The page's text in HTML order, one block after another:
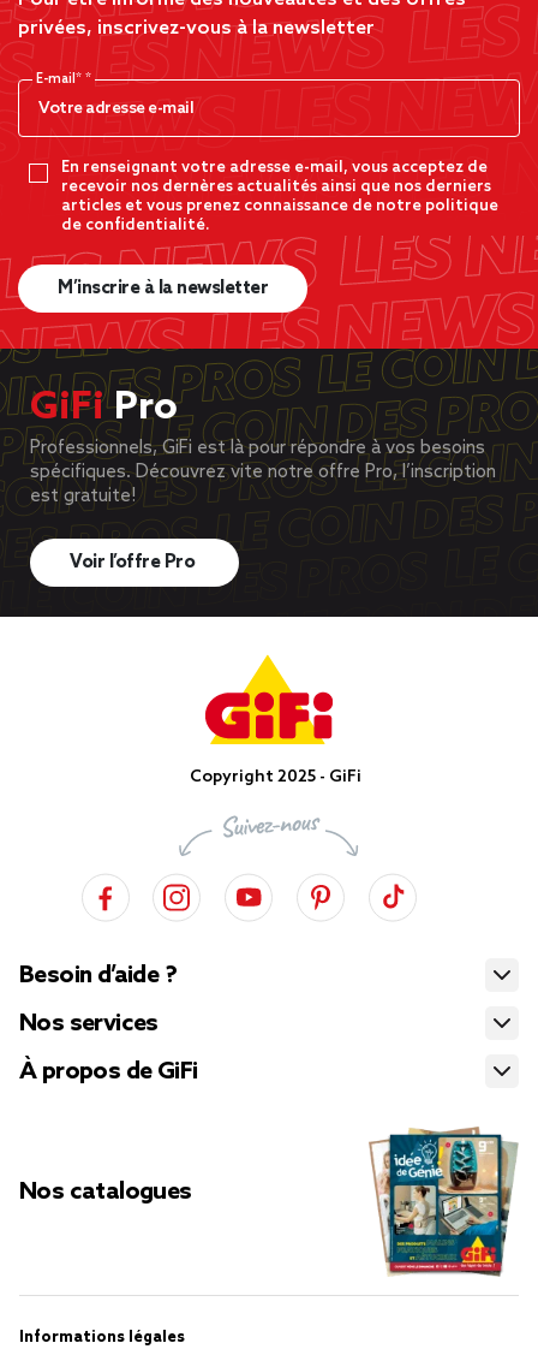
privées, inscrivez-vous à la newsletter
E-mail*
En renseignant votre adresse e-mail, vous acceptez de
recevoir nos dernères actualités ainsi que nos derniers
articles et vous prenez connaissance de notre politique
de confidentialité.
M’inscrire à la newsletter
GiFiPro
Professionnels, GiFi est là pour répondre à vos besoins
spécifiques. Découvrez vite notre offre Pro, l’inscription
est gratuite!
Voir l’offre Pro
Copyright 2025 - GiFi
Besoin d’aide ?
Nos services
À propos de GiFi
Nos catalogues
Informations légales